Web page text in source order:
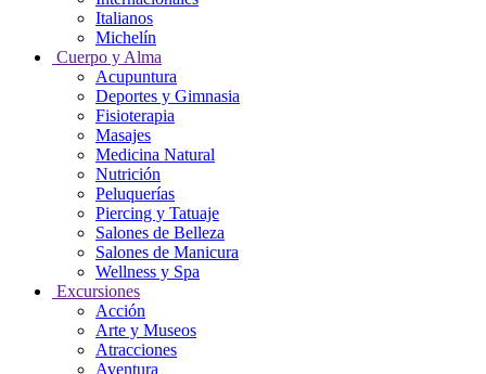
Italianos
Michelín
Cuerpo y Alma
Acupuntura
Deportes y Gimnasia
Fisioterapia
Masajes
Medicina Natural
Nutrición
Peluquerías
Piercing y Tatuaje
Salones de Belleza
Salones de Manicura
Wellness y Spa
Excursiones
Acción
Arte y Museos
Atracciones
Aventura